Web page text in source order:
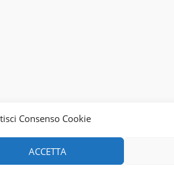
Consenso Cookie
ACCETTA